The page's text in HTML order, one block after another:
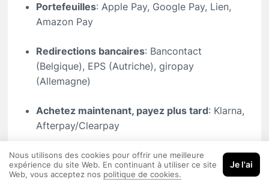
Portefeuilles: Apple Pay, Google Pay, Lien,
Amazon Pay
Redirections bancaires: Bancontact
(Belgique), EPS (Autriche), giropay
(Allemagne)
Achetez maintenant, payez plus tard: Klarna,
Afterpay/Clearpay
Cette mise à jour améliore la flexibilité de
paiement, garantissant à vos clients une
expérience de paiement plus personnalisée et
Nous utilisons des cookies pour offrir une meilleure
expérience du site Web. En continuant à utiliser ce site
Web, vous acceptez nos politique de cookies.
Je l'ai